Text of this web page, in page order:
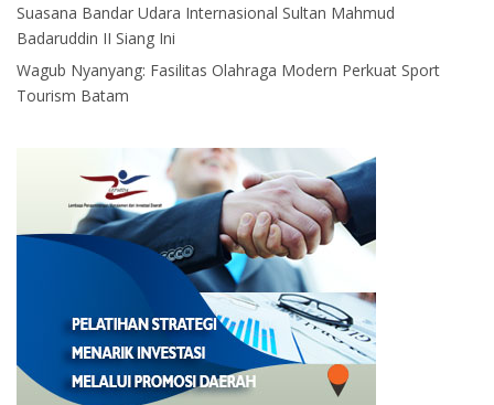
Suasana Bandar Udara Internasional Sultan Mahmud
Badaruddin II Siang Ini
Wagub Nyanyang: Fasilitas Olahraga Modern Perkuat Sport
Tourism Batam